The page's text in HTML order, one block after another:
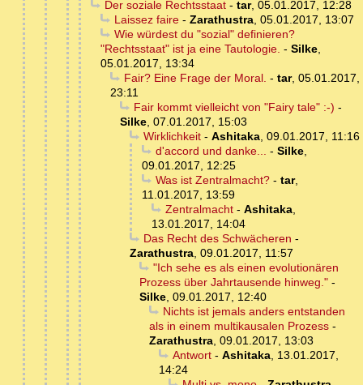
Der soziale Rechtsstaat- tar, 05.01.2017, 12:28
Laissez faire- Zarathustra, 05.01.2017, 13:07
Wie würdest du "sozial" definieren?
"Rechtsstaat" ist ja eine Tautologie. - Silke,
05.01.2017, 13:34
Fair? Eine Frage der Moral. - tar, 05.01.2017,
23:11
Fair kommt vielleicht von "Fairy tale" :-) -
Silke, 07.01.2017, 15:03
Wirklichkeit- Ashitaka, 09.01.2017, 11:16
d'accord und danke... - Silke,
09.01.2017, 12:25
Was ist Zentralmacht?- tar,
11.01.2017, 13:59
Zentralmacht- Ashitaka,
13.01.2017, 14:04
Das Recht des Schwächeren -
Zarathustra, 09.01.2017, 11:57
"Ich sehe es als einen evolutionären
Prozess über Jahrtausende hinweg." -
Silke, 09.01.2017, 12:40
Nichts ist jemals anders entstanden
als in einem multikausalen Prozess -
Zarathustra, 09.01.2017, 13:03
Antwort- Ashitaka, 13.01.2017,
14:24